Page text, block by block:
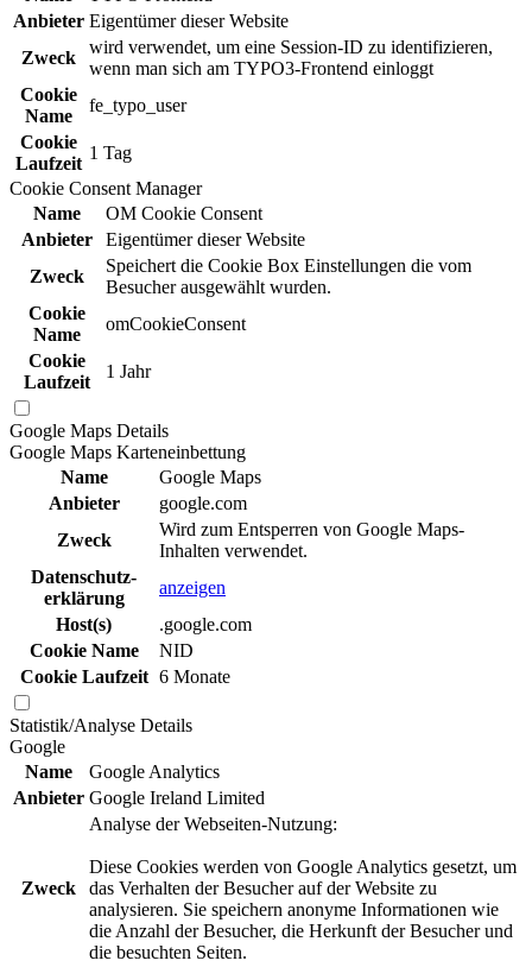
Anbieter Eigentümer dieser Website
Zweck
wird verwendet, um eine Session-ID zu identifizieren,
wenn man sich am TYPO3-Frontend einloggt
Cookie
Name
fe_typo_user
Cookie
Laufzeit
1 Tag
Cookie Consent Manager
Name
OM Cookie Consent
Anbieter
Eigentümer dieser Website
Zweck
Speichert die Cookie Box Einstellungen die vom
Besucher ausgewählt wurden.
Cookie
Name
omCookieConsent
Cookie
Laufzeit
1 Jahr
Google Maps Details
Google Maps Karteneinbettung
Name
Google Maps
Anbieter
google.com
Zweck
Wird zum Entsperren von Google Maps-
Inhalten verwendet.
Daten­schutz­
erklä­rung
anzeigen
Host(s)
.google.com
Cookie Name
NID
Cookie Laufzeit 6 Monate
Statistik/Analyse Details
Google
Name
Google Analytics
Anbieter Google Ireland Limited
Zweck
Analyse der Webseiten-Nutzung:
Diese Cookies werden von Google Analytics gesetzt, um
das Verhalten der Besucher auf der Website zu
analysieren. Sie speichern anonyme Informationen wie
die Anzahl der Besucher, die Herkunft der Besucher und
die besuchten Seiten.